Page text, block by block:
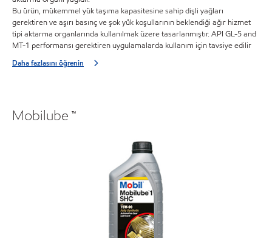
Bu ürün, mükemmel yük taşıma kapasitesine sahip dişli yağları
gerektiren ve aşırı basınç ve şok yük koşullarının beklendiği ağır hizmet
tipi aktarma organlarında kullanılmak üzere tasarlanmıştır. API GL-5 and
MT-1 performansı gerektiren uygulamalarda kullanım için tavsiye edilir
Daha fazlasını öğrenin
Mobilube ™